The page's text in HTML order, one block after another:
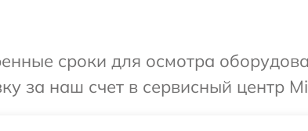
сроки для осмотра
за наш счет в сервисный центр